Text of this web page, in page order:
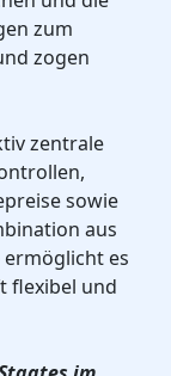
zum
zogen
zentrale
sowie
aus
es
flexibel und